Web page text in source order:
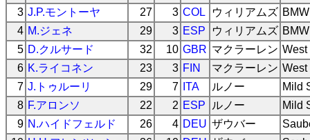
3 J.P.モントーヤ 27 3 COL ウィリアムズ
4 M.ジェネ 29 3 ESP ウィリアムズ
5 D.クルサード 32 10 GBR マクラーレン West
6 K.ライコネン 23 3 FIN マクラーレン West
7 J.トゥルーリ 29 7 ITA ルノー
Mild
8 F.アロンソ 22 2 ESP ルノー
Mild
9 N.ハイドフェルド 26 4 DEU ザウバー